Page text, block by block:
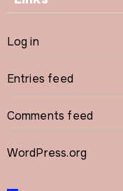
Log in
Entries feed
Comments feed
WordPress.org